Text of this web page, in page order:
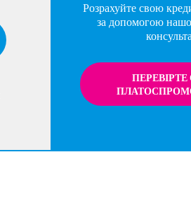
Розрахуйте свою
за допомогою